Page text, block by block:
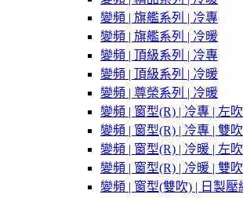
變頻 | 旗艦系列 | 冷專
變頻 | 旗艦系列 | 冷暖
變頻 | 頂級系列 | 冷專
變頻 | 頂級系列 | 冷暖
變頻 | 尊榮系列 | 冷暖
變頻 | 窗型(R) | 冷專 | 左吹
變頻 | 窗型(R) | 冷專 | 雙吹
變頻 | 窗型(R) | 冷暖 | 左吹
變頻 | 窗型(R) | 冷暖 | 雙吹
變頻 | 窗型(雙吹) | 日製壓